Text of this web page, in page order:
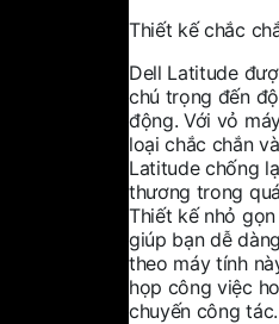
Thiết kế chắc
Dell Latitude
chú trọng đến
động. Với vỏ
loại chắc chắn
Latitude chống
thương trong
Thiết kế nhỏ
giúp bạn dễ
theo máy tính
họp công việc
chuyến công tác.